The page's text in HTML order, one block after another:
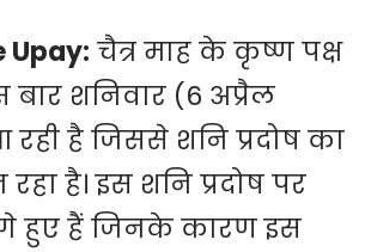
Upay: चैत्र माह के कृष्ण पक्ष
बार शनिवार (6 अप्रैल
है जिससे शनि प्रदोष का
है। इस शनि प्रदोष पर
हुए हैं जिनके कारण इस